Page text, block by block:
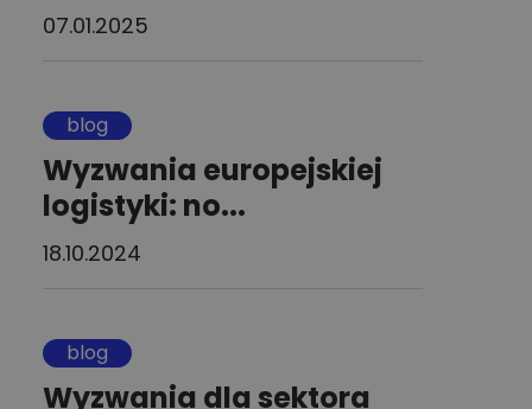
07.01.2025
blog
Wyzwania europejskiej
logistyki: no...
18.10.2024
blog
Wyzwania dla sektora